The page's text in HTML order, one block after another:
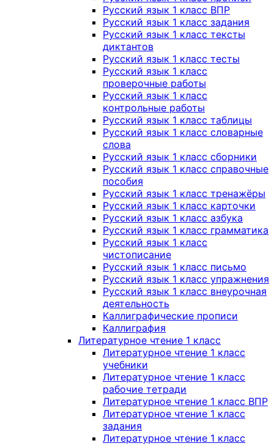
Русский язык 1 класс ВПР
Русский язык 1 класс задания
Русский язык 1 класс тексты
диктантов
Русский язык 1 класс тесты
Русский язык 1 класс
проверочные работы
Русский язык 1 класс
контрольные работы
Русский язык 1 класс таблицы
Русский язык 1 класс словарные
слова
Русский язык 1 класс сборники
Русский язык 1 класс справочные
пособия
Русский язык 1 класс тренажёры
Русский язык 1 класс карточки
Русский язык 1 класс азбука
Русский язык 1 класс грамматика
Русский язык 1 класс
чистописание
Русский язык 1 класс письмо
Русский язык 1 класс упражнения
Русский язык 1 класс внеурочная
деятельность
Каллиграфические прописи
Каллиграфия
Литературное чтение 1 класс
Литературное чтение 1 класс
учебники
Литературное чтение 1 класс
рабочие тетради
Литературное чтение 1 класс ВПР
Литературное чтение 1 класс
задания
Литературное чтение 1 класс